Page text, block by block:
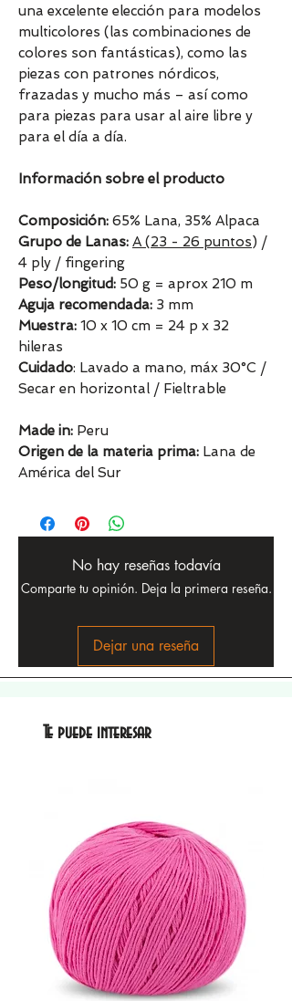
una excelente elección para modelos
multicolores (las combinaciones de
colores son fantásticas), como las
piezas con patrones nórdicos,
frazadas y mucho más – así como
para piezas para usar al aire libre y
para el día a día.
Información sobre el producto
Composición: 65% Lana, 35% Alpaca
Grupo de Lanas: A (23 - 26 puntos) /
4 ply / fingering
Peso/longitud: 50 g = aprox 210 m
Aguja recomendada: 3 mm
Muestra: 10 x 10 cm = 24 p x 32
hileras
Cuidado: Lavado a mano, máx 30°C /
Secar en horizontal / Fieltrable
Made in: Peru
Origen de la materia prima: Lana de
América del Sur
No hay reseñas todavía
Comparte tu opinión. Deja la primera reseña.
Dejar una reseña
Te puede interesar